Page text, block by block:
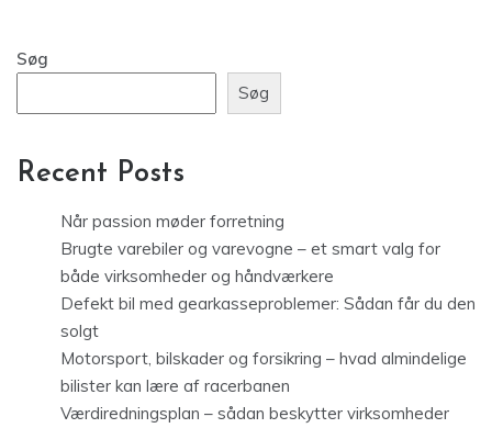
Søg
Søg
Recent Posts
Når passion møder forretning
Brugte varebiler og varevogne – et smart valg for
både virksomheder og håndværkere
Defekt bil med gearkasseproblemer: Sådan får du den
solgt
Motorsport, bilskader og forsikring – hvad almindelige
bilister kan lære af racerbanen
Værdiredningsplan – sådan beskytter virksomheder